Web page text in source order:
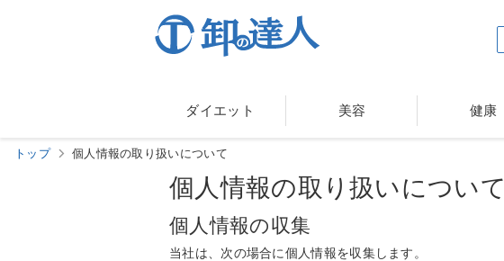
ダイエット 美容 健康
トップ 個人情報の取り扱いについて
個人情報の取り扱いについて
個人情報の収集
当社は、次の場合に個人情報を収集します。